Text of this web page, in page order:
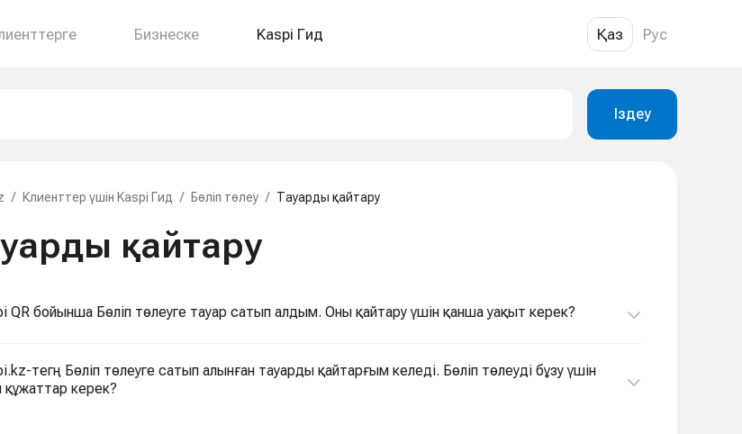
Бизнеске Kaspi Гид Қаз Рус
Іздеу
/ Клиенттер үшін Kaspi Гид / Бөліп төлеу / Тауарды қайтару
қайтару
QR бойынша Бөліп төлеуге тауар сатып алдым. Оны қайтару үшін қанша уақыт керек?
тегң Бөліп төлеуге сатып алынған тауарды қайтарғым келеді. Бөліп төлеуді бұзу үшін
құжаттар керек?